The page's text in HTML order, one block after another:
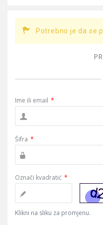
Potrebno je da se
Ime ili email *
Šifra *
Označi kvadratić *
Klikni na sliku za promjenu.